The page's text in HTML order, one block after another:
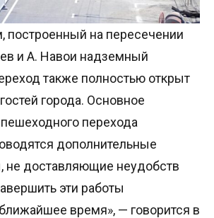
построенный на пересечении
и А. Навои надземный
также полностью открыт
города. Основное
перехода
дополнительные
не доставляющие неудобств
эти работы
время», — говорится в